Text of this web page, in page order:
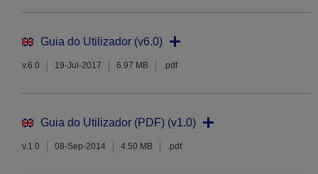
Guia do Utilizador (v6.0)
v.6.0 19-Jul-2017 6.97 MB .pdf
Guia do Utilizador (PDF) (v1.0)
v.1.0 08-Sep-2014 4.50 MB .pdf